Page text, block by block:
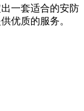
一套适合的安防
优质的服务。